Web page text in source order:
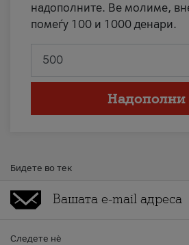
надополните. Ве молиме,
помеѓу 100 и 1000 денари.
Надополни
Бидете во тек
Следете нè